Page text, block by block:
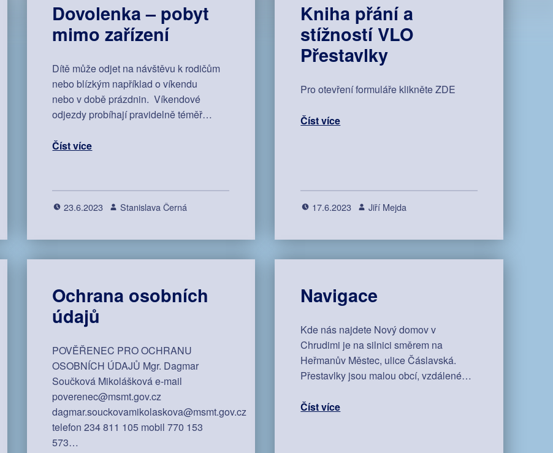
Dovolenka – pobyt
mimo zařízení
Dítě může odjet na návštěvu k rodičům
nebo blízkým například o víkendu
nebo v době prázdnin. Víkendové
odjezdy probíhají pravidelně téměř…
Číst více
23.6.2023 Stanislava Černá
Kniha přání a
stížností VLO
Přestavlky
Pro otevření formuláře klikněte ZDE
Číst více
17.6.2023 Jiří Mejda
Ochrana osobních
údajů
POVĚŘENEC PRO OCHRANU
OSOBNÍCH ÚDAJŮ Mgr. Dagmar
Součková Mikolášková e-mail
poverenec@msmt.gov.cz
dagmar.souckovamikolaskova@msmt.gov.cz
telefon 234 811 105 mobil 770 153
573…
Navigace
Kde nás najdete Nový domov v
Chrudimi je na silnici směrem na
Heřmanův Městec, ulice Čáslavská.
Přestavlky jsou malou obcí, vzdálené…
Číst více